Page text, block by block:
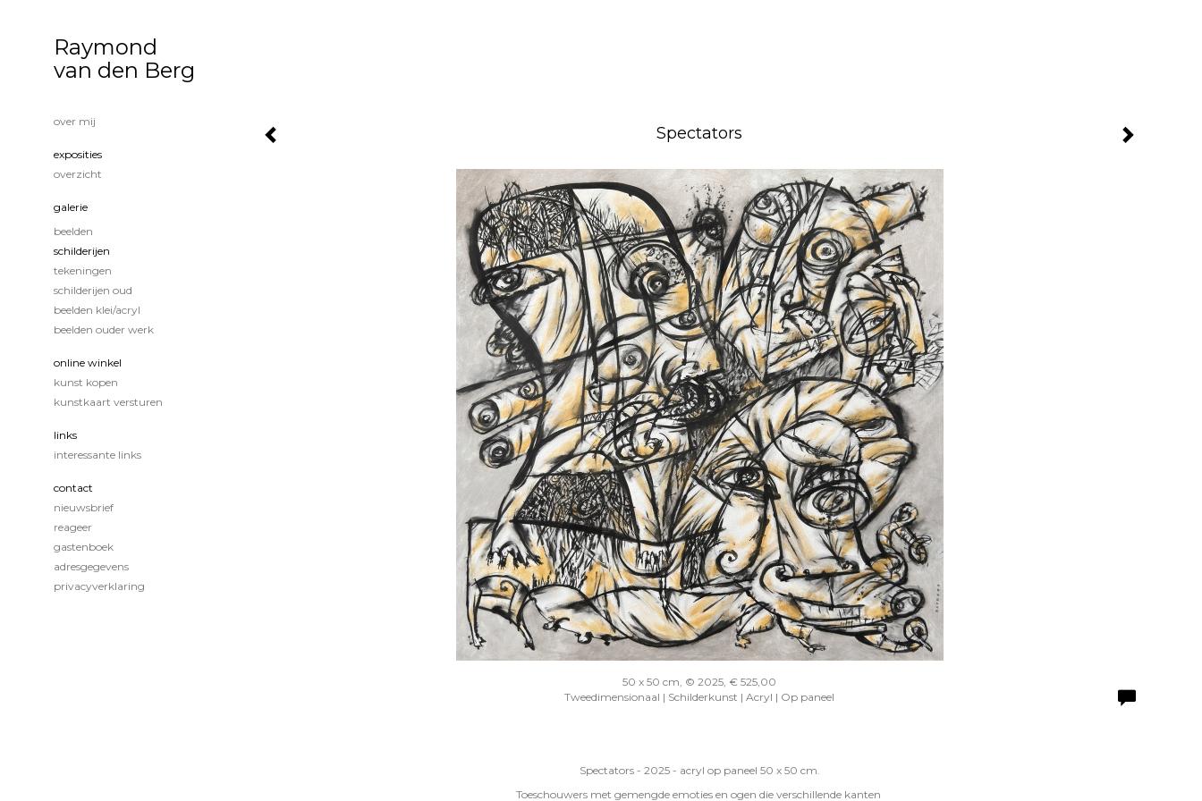
Spectators
50 x 50 cm, © 2025, € 525,00
Tweedimensionaal | Schilderkunst | Acryl | Op paneel
Spectators - 2025 - acryl op paneel 50 x 50 cm.
Toeschouwers met gemengde emoties en ogen die verschillende kanten
Raymond
van den Berg
over mij
exposities
overzicht
galerie
beelden
schilderijen
tekeningen
schilderijen oud
beelden klei/acryl
beelden ouder werk
online winkel
kunst kopen
kunstkaart versturen
links
interessante links
contact
nieuwsbrief
reageer
gastenboek
adresgegevens
privacyverklaring